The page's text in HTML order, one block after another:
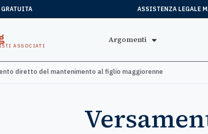
ASSISTENZA LEGALE
ASSOCIATI
Argomenti
diretto del mantenimento al figlio maggiorenne